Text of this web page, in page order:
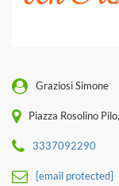
Graziosi Simone
Piazza Rosolino
3337092290
[email protected]